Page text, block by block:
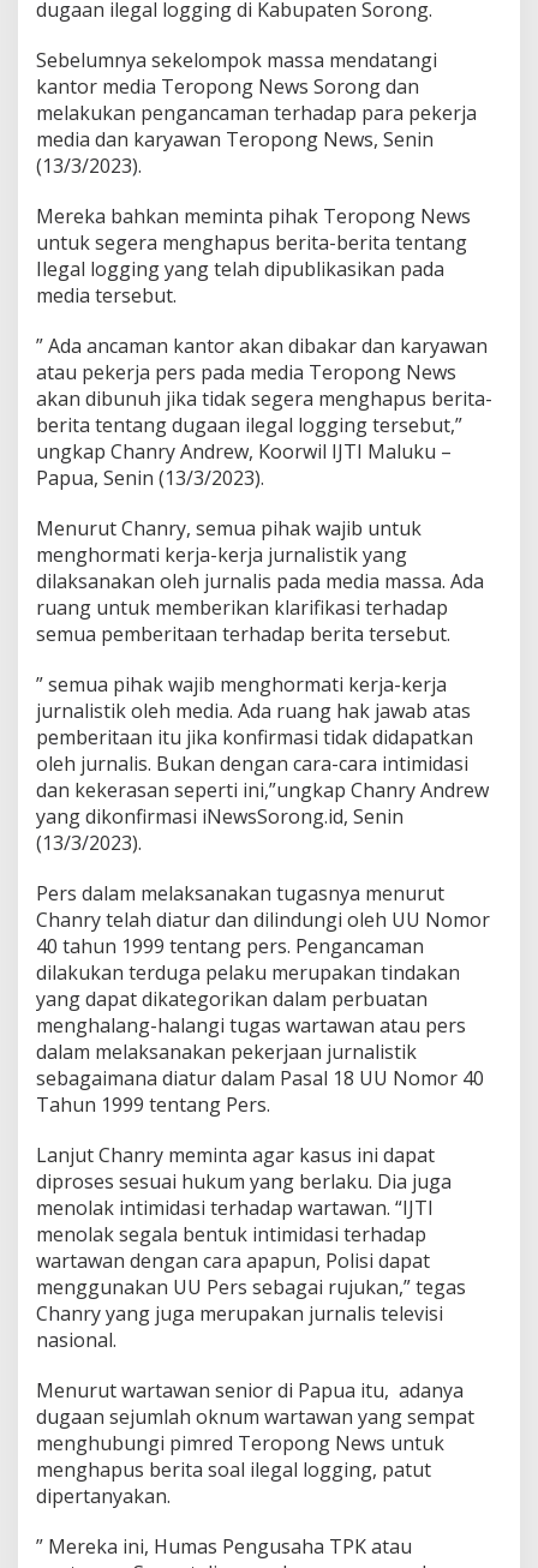
dugaan ilegal logging di Kabupaten Sorong.
Sebelumnya sekelompok massa mendatangi
kantor media Teropong News Sorong dan
melakukan pengancaman terhadap para pekerja
media dan karyawan Teropong News, Senin
(13/3/2023).
Mereka bahkan meminta pihak Teropong News
untuk segera menghapus berita-berita tentang
Ilegal logging yang telah dipublikasikan pada
media tersebut.
” Ada ancaman kantor akan dibakar dan karyawan
atau pekerja pers pada media Teropong News
akan dibunuh jika tidak segera menghapus berita-
berita tentang dugaan ilegal logging tersebut,”
ungkap Chanry Andrew, Koorwil IJTI Maluku –
Papua, Senin (13/3/2023).
Menurut Chanry, semua pihak wajib untuk
menghormati kerja-kerja jurnalistik yang
dilaksanakan oleh jurnalis pada media massa. Ada
ruang untuk memberikan klarifikasi terhadap
semua pemberitaan terhadap berita tersebut.
” semua pihak wajib menghormati kerja-kerja
jurnalistik oleh media. Ada ruang hak jawab atas
pemberitaan itu jika konfirmasi tidak didapatkan
oleh jurnalis. Bukan dengan cara-cara intimidasi
dan kekerasan seperti ini,”ungkap Chanry Andrew
yang dikonfirmasi iNewsSorong.id, Senin
(13/3/2023).
Pers dalam melaksanakan tugasnya menurut
Chanry telah diatur dan dilindungi oleh UU Nomor
40 tahun 1999 tentang pers. Pengancaman
dilakukan terduga pelaku merupakan tindakan
yang dapat dikategorikan dalam perbuatan
menghalang-halangi tugas wartawan atau pers
dalam melaksanakan pekerjaan jurnalistik
sebagaimana diatur dalam Pasal 18 UU Nomor 40
Tahun 1999 tentang Pers.
Lanjut Chanry meminta agar kasus ini dapat
diproses sesuai hukum yang berlaku. Dia juga
menolak intimidasi terhadap wartawan. “IJTI
menolak segala bentuk intimidasi terhadap
wartawan dengan cara apapun, Polisi dapat
menggunakan UU Pers sebagai rujukan,” tegas
Chanry yang juga merupakan jurnalis televisi
nasional.
Menurut wartawan senior di Papua itu, adanya
dugaan sejumlah oknum wartawan yang sempat
menghubungi pimred Teropong News untuk
menghapus berita soal ilegal logging, patut
dipertanyakan.
” Mereka ini, Humas Pengusaha TPK atau